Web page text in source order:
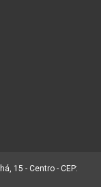
15 - Centro - CEP: